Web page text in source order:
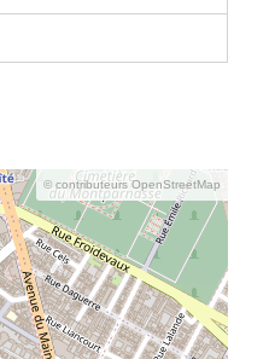
© contributeurs OpenStreetMap